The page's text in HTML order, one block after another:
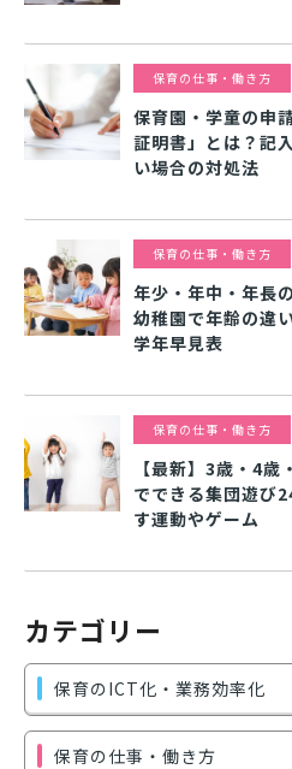
保育の仕事・働き方
保育園・学童の申
証明書」とは？記
い場合の対処法
保育の仕事・働き方
年少・年中・年長
幼稚園で年齢の違
学年早見表
保育の仕事・働き方
【最新】3歳・4歳
でできる集団遊び
す運動やゲーム
カテゴリー
保育のICT化・業務効率化
保育の仕事・働き方